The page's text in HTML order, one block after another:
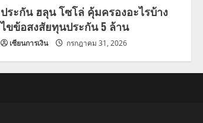
ประกัน ฮลุน โซโล่ คุ้มครองอะไรบ้าง
ไขข้อสงสัยทุนประกัน 5 ล้าน
เซียนการเงิน กรกฎาคม 31, 2026